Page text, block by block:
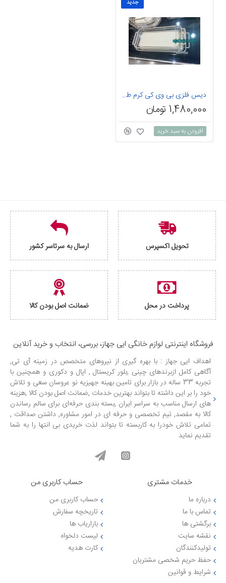
جدید
دیس فلزی بی وی کی کرم طرح 1 عددی آریس سایز M
1,480,000 تومان
افزودن به سبد خرید
تحویل اکسپرس ارسال به سرتاسر کشور
پرداخت در محل ضمانت اصل بودن کالا
فروشگاه اینترنتی لوازم خانگی ایی جهاز، بررسی، انتخاب و خرید آنلاین
اهداف ایی جهاز : با بهره گیری از نیروهای متخصص در زمینه آی تی,
آگاهی کامل ازبرندهای چینی ,بلور کریستال , اپال و دکوری و همچنین با
تجربه 33 ساله در بازار برای تامین بهینه جهیزیه نو عروسان سعی و تلاش
خود را بر این داشته تا بتواند بهترین خدمات ,ضمانت اصل بودن کالا ,هزینه
های ارسال مناسب به سراسر ایران ,بسته بندی حرفه‌ای برای سالم رساندن
کالا به مقصد, تیم تخصصی و حرفه ای در امور مشاوره, داشتن صداقت ,
تمامی تلاش خودرا به کاربسته تا بتواند لذت خریدی بی انتها را به شما
تقدیم نماید
خدمات مشتری
درباره ما
تماس با ما
برگشتی ها
نقشه سایت
تولیدکنندگان
حفظ حریم شخصی مشتریان
شرایط و قوانین
حساب کاربری من
حساب کاربری من
تاریخچه سفارش
بازاریاب ها
لیست دلخواه
کارت هدیه